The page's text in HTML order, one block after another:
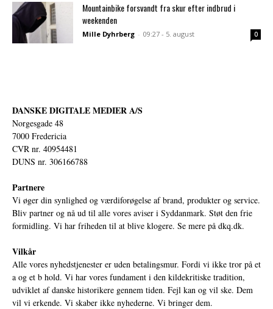
Mountainbike forsvandt fra skur efter indbrud i
weekenden
Mille Dyhrberg - 09:27 - 5. august 0
DANSKE DIGITALE MEDIER A/S
Norgesgade 48
7000 Fredericia
CVR nr. 40954481
DUNS nr. 306166788
Partnere
Vi øger din synlighed og værdiforøgelse af brand, produkter og service.
Bliv partner og nå ud til alle vores aviser i Syddanmark. Støt den frie
formidling. Vi har friheden til at blive klogere. Se mere på dkq.dk.
Vilkår
Alle vores nyhedstjenester er uden betalingsmur. Fordi vi ikke tror på et
a og et b hold. Vi har vores fundament i den kildekritiske tradition,
udviklet af danske historikere gennem tiden. Fejl kan og vil ske. Dem
vil vi erkende. Vi skaber ikke nyhederne. Vi bringer dem.